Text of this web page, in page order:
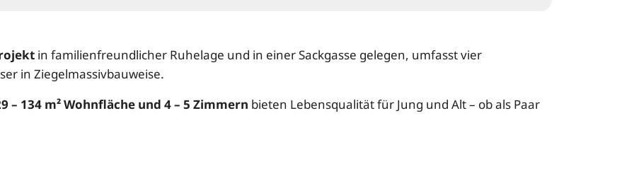
in familienfreundlicher Ruhelage und in einer Sackgasse gelegen, umfasst vier
in Ziegelmassivbauweise.
– 134 m² Wohnfläche und 4 – 5 Zimmern bieten Lebensqualität für Jung und Alt – ob als Paar